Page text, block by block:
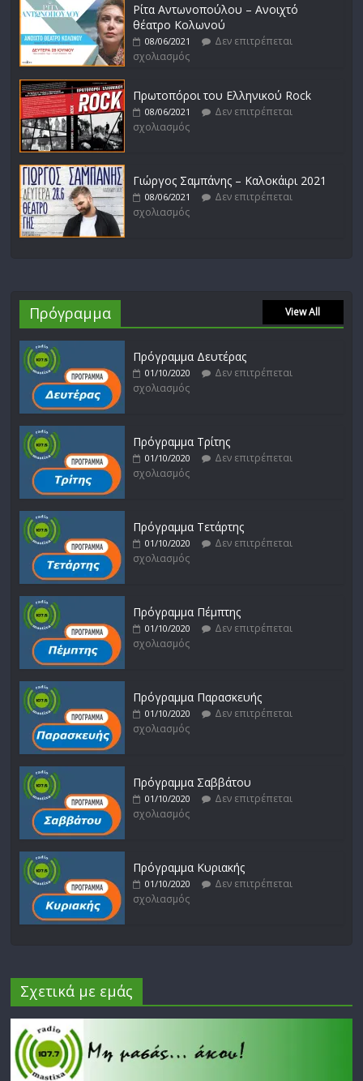
Ρίτα Αντωνοπούλου – Ανοιχτό
θέατρο Κολωνού
08/06/2021
Δεν επιτρέπεται
σχολιασμός
Πρωτοπόροι του Ελληνικού Rock
08/06/2021
Δεν επιτρέπεται
σχολιασμός
Γιώργος Σαμπάνης – Καλοκάιρι 2021
08/06/2021
Δεν επιτρέπεται
σχολιασμός
Πρόγραμμα View All
Πρόγραμμα Δευτέρας
01/10/2020
Δεν επιτρέπεται
σχολιασμός
Πρόγραμμα Τρίτης
01/10/2020
Δεν επιτρέπεται
σχολιασμός
Πρόγραμμα Τετάρτης
01/10/2020
Δεν επιτρέπεται
σχολιασμός
Πρόγραμμα Πέμπτης
01/10/2020
Δεν επιτρέπεται
σχολιασμός
Πρόγραμμα Παρασκευής
01/10/2020
Δεν επιτρέπεται
σχολιασμός
Πρόγραμμα Σαββάτου
01/10/2020
Δεν επιτρέπεται
σχολιασμός
Πρόγραμμα Κυριακής
01/10/2020
Δεν επιτρέπεται
σχολιασμός
Σχετικά με εμάς